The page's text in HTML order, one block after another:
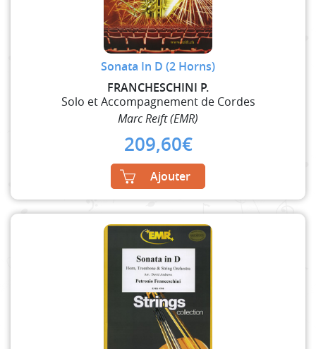
Sonata In D (2 Horns)
FRANCHESCHINI P.
Solo et Accompagnement de Cordes
Marc Reift (EMR)
209,60€
Ajouter